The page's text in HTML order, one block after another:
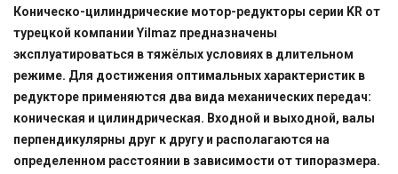
Коническо-цилиндрические мотор-редукторы серии KR от
турецкой компании Yilmaz предназначены
эксплуатироваться в тяжёлых условиях в длительном
режиме. Для достижения оптимальных характеристик в
редукторе применяются два вида механических передач:
коническая и цилиндрическая. Входной и выходной, валы
перпендикулярны друг к другу и располагаются на
определенном расстоянии в зависимости от типоразмера.